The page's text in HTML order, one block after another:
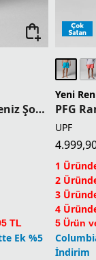
PFG Rambler Printed Erkek Deniz Şortu
TL
Ek %5
Yeni
PFG
UPF
1
2
3
4
5 Ürün
İndirim